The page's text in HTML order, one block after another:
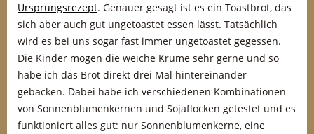
Ursprungsrezept. Genauer gesagt ist es ein Toastbrot, das
sich aber auch gut ungetoastet essen lässt. Tatsächlich
wird es bei uns sogar fast immer ungetoastet gegessen.
Die Kinder mögen die weiche Krume sehr gerne und so
habe ich das Brot direkt drei Mal hintereinander
gebacken. Dabei habe ich verschiedenen Kombinationen
von Sonnenblumenkernen und Sojaflocken getestet und es
funktioniert alles gut: nur Sonnenblumenkerne, eine